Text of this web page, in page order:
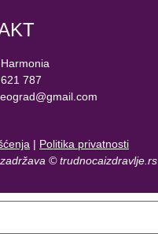
787
| Politika privatnosti
© trudnocaizdravlje.rs